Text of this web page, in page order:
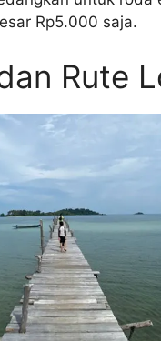
Rp5.000 saja.
Rute